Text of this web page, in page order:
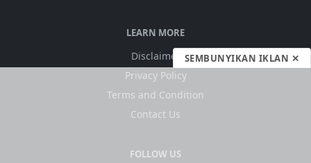
LEARN MORE
Disclaimer
Privacy Policy
Terms and Condition
Contact Us
FOLLOW US
SEMBUNYIKAN IKLAN ✕